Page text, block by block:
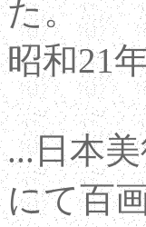
た。
昭和21
...日本
にて百